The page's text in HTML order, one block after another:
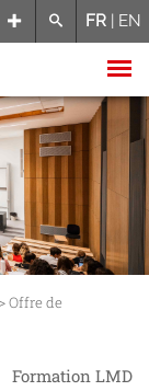
FR | EN
>Offre de
Formation LMD